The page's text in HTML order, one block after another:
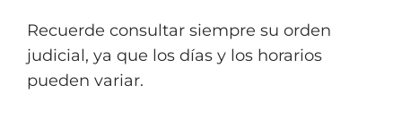
Recuerde consultar siempre su orden
judicial, ya que los días y los horarios
pueden variar.